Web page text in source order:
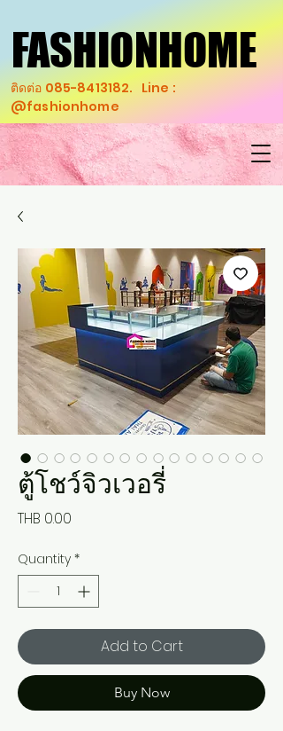
FASHIONHOME
FASHIONHOME
ติดต่อ 085-8413182. Line :
@fashionhome
ตู้โชว์จิวเวอรี่
THB 0.00
Quantity *
Add to Cart
Buy Now